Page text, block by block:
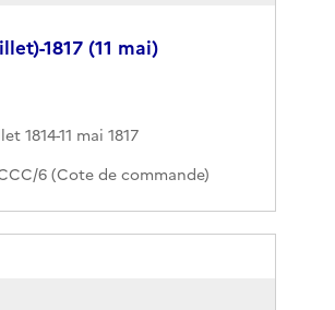
1817 (11 mai)
1814-11 mai 1817
6 (Cote de commande)